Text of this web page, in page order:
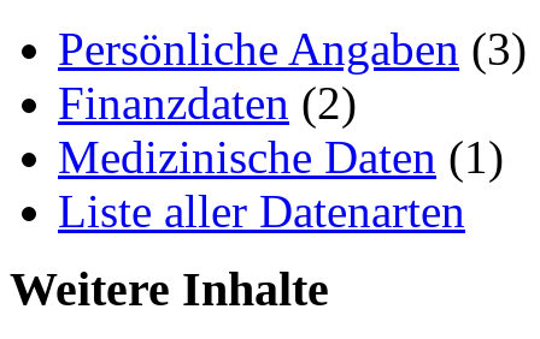
Persönliche Angaben (3)
Finanzdaten (2)
Medizinische Daten (1)
Liste aller Datenarten
Weitere Inhalte